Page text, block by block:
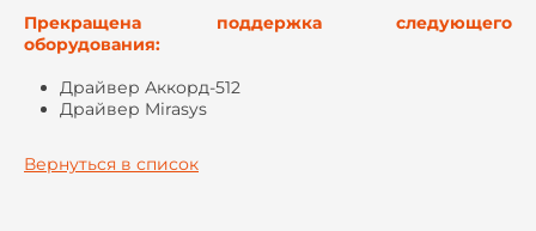
Прекращена поддержка следующего
оборудования:
Драйвер Аккорд-512
Драйвер Mirasys
Вернуться в список